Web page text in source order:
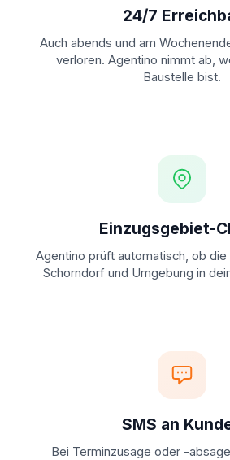
24/7
Auch abends und am
verloren. Agentino nimmt ab,
Baustelle bist.
Einzugsgebiet-
Agentino prüft automatisch, ob die
Schorndorf und Umgebung in
SMS an
Bei Terminzusage oder -